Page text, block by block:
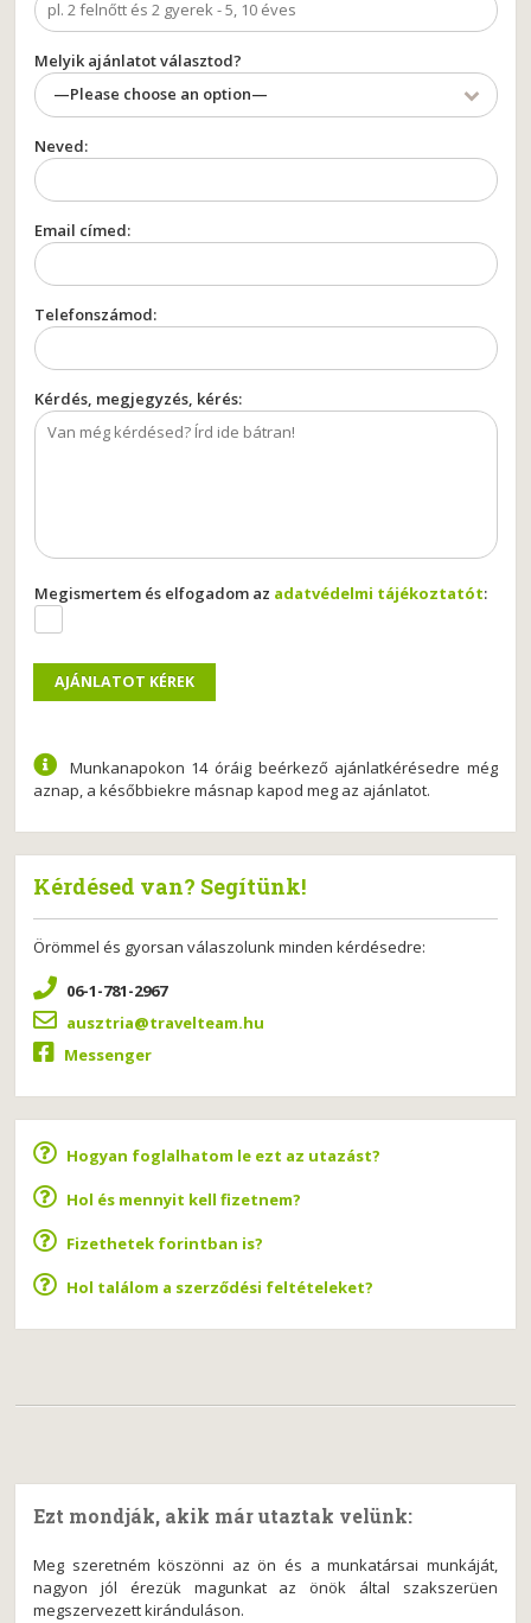
Melyik ajánlatot választod?
—Please choose an option—
Neved:
Email címed:
Telefonszámod:
Kérdés, megjegyzés, kérés:
Megismertem és elfogadom az adatvédelmi tájékoztatót:
Munkanapokon 14 óráig beérkező ajánlatkérésedre még
aznap, a későbbiekre másnap kapod meg az ajánlatot.
Kérdésed van? Segítünk!
Örömmel és gyorsan válaszolunk minden kérdésedre:
06-1-781-2967
ausztria@travelteam.hu
Messenger
Hogyan foglalhatom le ezt az utazást?
Hol és mennyit kell fizetnem?
Fizethetek forintban is?
Hol találom a szerződési feltételeket?
Ezt mondják, akik már utaztak velünk:
Meg szeretném köszönni az ön és a munkatársai munkáját,
nagyon jól érezük magunkat az önök által szakszerüen
megszervezett kiránduláson.